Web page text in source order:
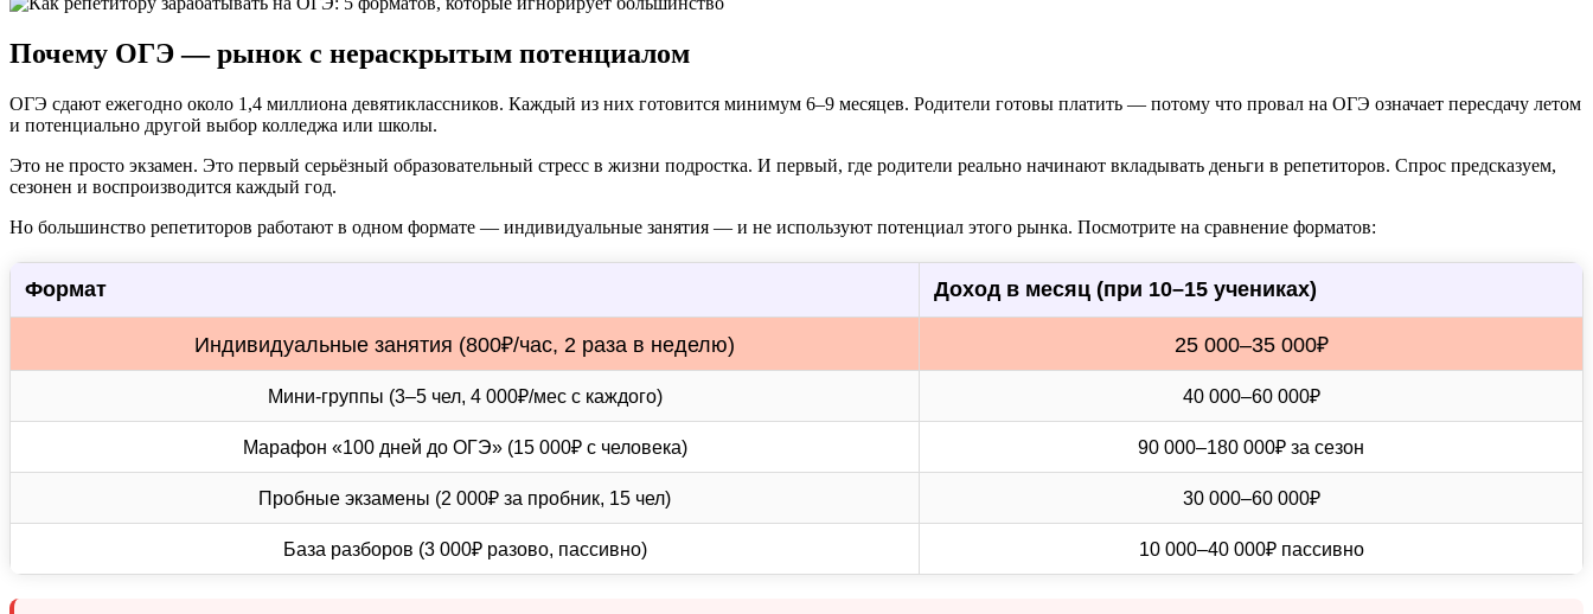
Почему ОГЭ — рынок с нераскрытым потенциалом
ОГЭ сдают ежегодно около 1,4 миллиона девятиклассников. Каждый из них готовится минимум 6–9 месяцев. Родители готовы платить — потому что провал на ОГЭ означает пересдачу летом
и потенциально другой выбор колледжа или школы.
Это не просто экзамен. Это первый серьёзный образовательный стресс в жизни подростка. И первый, где родители реально начинают вкладывать деньги в репетиторов. Спрос предсказуем,
сезонен и воспроизводится каждый год.
Но большинство репетиторов работают в одном формате — индивидуальные занятия — и не используют потенциал этого рынка. Посмотрите на сравнение форматов:
Формат Доход в месяц (при 10–15 учениках)
Индивидуальные занятия (800₽/час, 2 раза в неделю) 25 000–35 000₽
Мини-группы (3–5 чел, 4 000₽/мес с каждого) 40 000–60 000₽
Марафон «100 дней до ОГЭ» (15 000₽ с человека) 90 000–180 000₽ за сезон
Пробные экзамены (2 000₽ за пробник, 15 чел) 30 000–60 000₽
База разборов (3 000₽ разово, пассивно) 10 000–40 000₽ пассивно